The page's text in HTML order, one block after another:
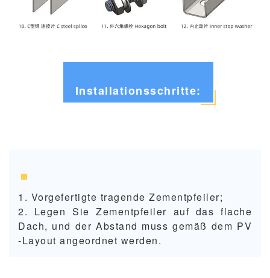
Installationsschritte:
1. Vorgefertigte tragende Zementpfeiler;
2. Legen Sie Zementpfeiler auf das flache
Dach, und der Abstand muss gemäß dem PV
-Layout angeordnet werden.